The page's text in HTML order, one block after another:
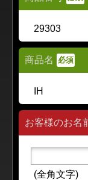
29303
商品名 必須
IH
お客様のお名
(全角文字)